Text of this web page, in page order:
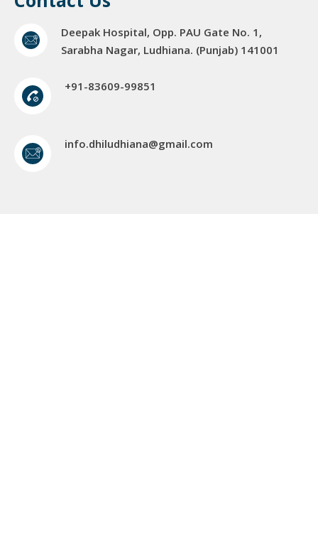
Deepak Hospital, Opp. PAU Gate No. 1,
Sarabha Nagar, Ludhiana. (Punjab) 141001
+91-83609-99851
info.dhiludhiana@gmail.com